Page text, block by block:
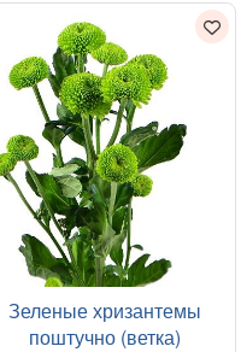
Зеленые хризантемы
поштучно (ветка)